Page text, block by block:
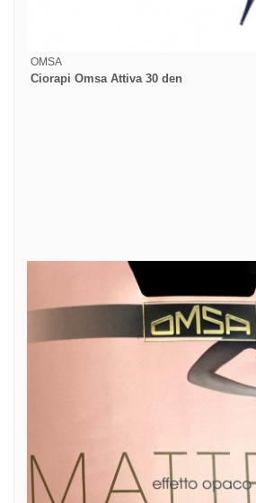
OMSA
Ciorapi Omsa Attiva 30 den